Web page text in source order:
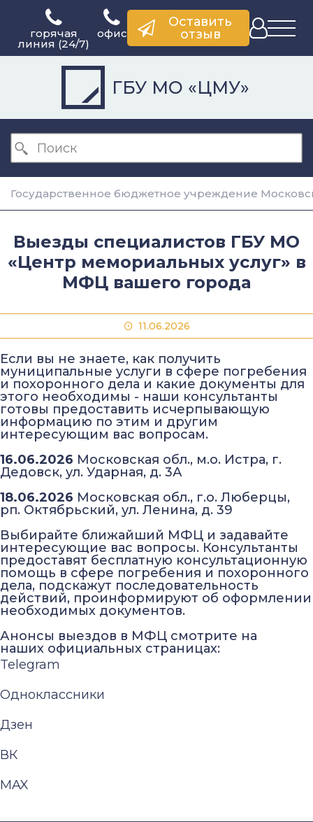
горячая
линия (24/7)
офис
Оставить
отзыв
ГБУ МО «ЦМУ»
Государственное бюджетное учреждение
Выезды специалистов ГБУ МО
«Центр мемориальных услуг» в
МФЦ вашего города
11.06.2026
Если вы не знаете, как получить
муниципальные услуги в сфере погребения
и похоронного дела и какие документы для
этого необходимы - наши консультанты
готовы предоставить исчерпывающую
информацию по этим и другим
интересующим вас вопросам.
16.06.2026 Московская обл., м.о. Истра, г.
Дедовск, ул. Ударная, д. 3А
18.06.2026 Московская обл., г.о. Люберцы,
рп. Октябрьский, ул. Ленина, д. 39
Выбирайте ближайший МФЦ и задавайте
интересующие вас вопросы. Консультанты
предоставят бесплатную консультационную
помощь в сфере погребения и похоронного
дела, подскажут последовательность
действий, проинформируют об оформлении
необходимых документов.
Анонсы выездов в МФЦ смотрите на
наших официальных страницах:
Telegram
Одноклассники
Дзен
ВК
MAX